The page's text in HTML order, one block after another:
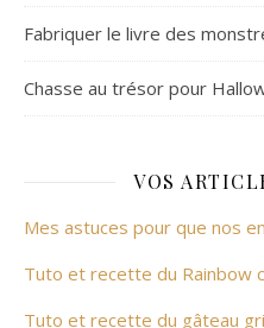
Fabriquer le livre des
Chasse au trésor pour
VOS
Mes astuces pour que nos
Tuto et recette du Rainbow
Tuto et recette du gâteau